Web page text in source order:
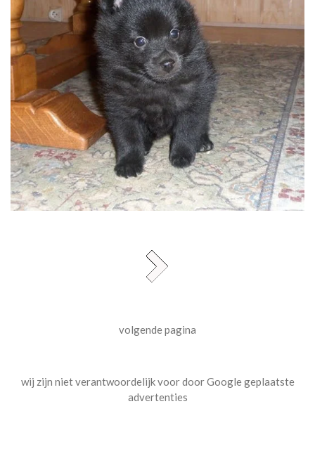
volgende pagina
wij zijn niet verantwoordelijk voor door Google geplaatste
advertenties